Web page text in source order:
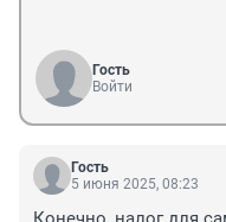
Гость
Войти
Гость
5 июня 2025, 08:23